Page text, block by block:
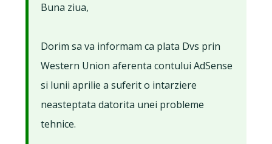
Buna ziua,
Dorim sa va informam ca plata Dvs prin
Western Union aferenta contului AdSense
si lunii aprilie a suferit o intarziere
neasteptata datorita unei probleme
tehnice.